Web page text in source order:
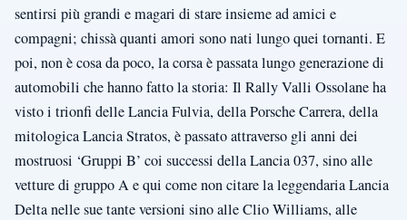
sentirsi più grandi e magari di stare insieme ad amici e
compagni; chissà quanti amori sono nati lungo quei tornanti. E
poi, non è cosa da poco, la corsa è passata lungo generazione di
automobili che hanno fatto la storia: Il Rally Valli Ossolane ha
visto i trionfi delle Lancia Fulvia, della Porsche Carrera, della
mitologica Lancia Stratos, è passato attraverso gli anni dei
mostruosi ‘Gruppi B’ coi successi della Lancia 037, sino alle
vetture di gruppo A e qui come non citare la leggendaria Lancia
Delta nelle sue tante versioni sino alle Clio Williams, alle